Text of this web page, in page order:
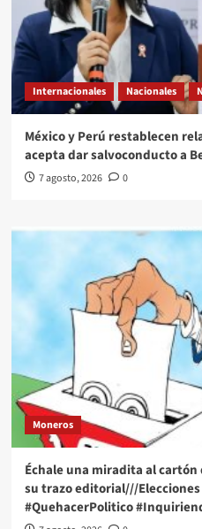
Internacionales Nacionales
México y Perú restablecen
acepta dar salvoconducto a
7 agosto, 2026 0
Moneros
Échale una miradita al cartón
su trazo editorial///Elecciones
#QuehacerPolitico